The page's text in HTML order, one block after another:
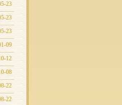
23
23
23
09
12
08
22
22